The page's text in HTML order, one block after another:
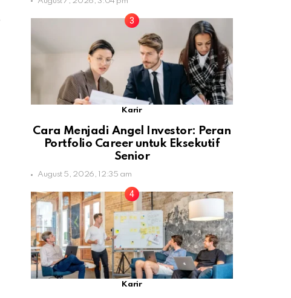
Karir
Cara Menjadi Angel Investor: Peran
Portfolio Career untuk Eksekutif
Senior
August 5, 2026, 12:35 am
Karir